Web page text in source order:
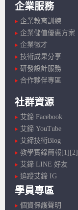
企業服務
企業教育訓練
企業儲值優惠方案
企業徵才
技術成果分享
研發設計服務
合作夥伴專區
社群資源
艾鍗 Facebook
艾鍗 YouTube
艾鍗技術Blog
教學實錄簡報[1][2]
艾鍗 LINE 好友
追蹤艾鍗 IG
學員專區
個資保護聲明